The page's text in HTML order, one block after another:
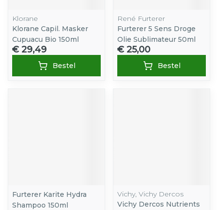
Klorane
Klorane Capil. Masker
Cupuacu Bio 150ml
€ 29,49
Bestel
René Furterer
Furterer 5 Sens Droge
Olie Sublimateur 50ml
€ 25,00
Bestel
Furterer Karite Hydra
Shampoo 150ml
Vichy, Vichy Dercos
Vichy Dercos Nutrients